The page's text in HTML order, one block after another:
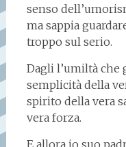
senso
ma sappia
troppo sul serio.
Dagli l’umiltà che
semplicità della
spirito della vera
vera forza.
E allora io suo